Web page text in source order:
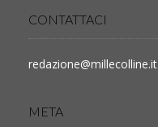
CONTATTACI
redazione@millecolline.it
META